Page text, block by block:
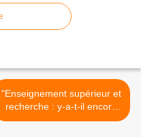
"Enseignement supérieur et
recherche : y-a-t-il encore
un pilote dans l'avion ?"